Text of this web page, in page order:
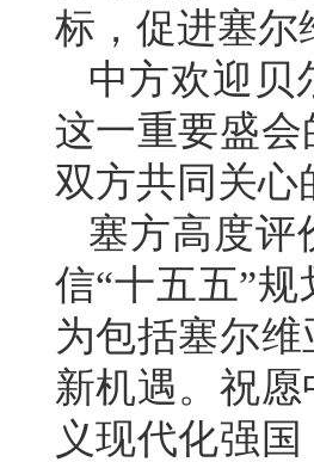
标，促进塞尔
中方欢迎贝
这一重要盛
双方共同关心
塞方高度评
信“十五五”
为包括塞尔
新机遇。祝
义现代化强